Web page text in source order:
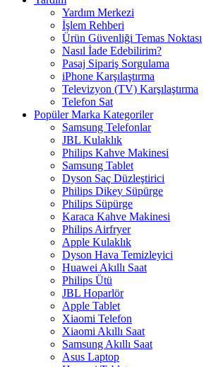
Yardım Merkezi
İşlem Rehberi
Ürün Güvenliği Temas Noktası
Nasıl İade Edebilirim?
Pasaj Sipariş Sorgulama
iPhone Karşılaştırma
Televizyon (TV) Karşılaştırma
Telefon Sat
Popüler Marka Kategoriler
Samsung Telefonlar
JBL Kulaklık
Philips Kahve Makinesi
Samsung Tablet
Dyson Saç Düzleştirici
Philips Dikey Süpürge
Philips Süpürge
Karaca Kahve Makinesi
Philips Airfryer
Apple Kulaklık
Dyson Hava Temizleyici
Huawei Akıllı Saat
Philips Ütü
JBL Hoparlör
Apple Tablet
Xiaomi Telefon
Xiaomi Akıllı Saat
Samsung Akıllı Saat
Asus Laptop